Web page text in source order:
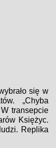
się w
„Chyba
transepcie
Księżyc.
Replika